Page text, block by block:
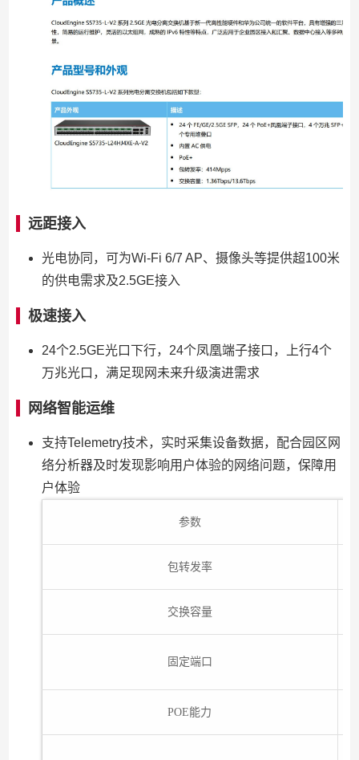
远距接入
光电协同，可为Wi-Fi 6/7 AP、摄像头等提供超100米
的供电需求及2.5GE接入
极速接入
24个2.5GE光口下行，24个凤凰端子接口，上行4个
万兆光口，满足现网未来升级演进需求
网络智能运维
支持Telemetry技术，实时采集设备数据，配合园区网
络分析器及时发现影响用户体验的网络问题，保障用
户体验
参数
包转发率
交换容量
固定端口
POE能力